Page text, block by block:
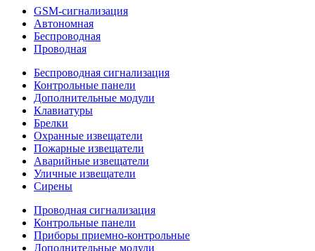
GSM-сигнализация
Автономная
Беспроводная
Проводная
Беспроводная сигнализация
Контрольные панели
Дополнительные модули
Клавиатуры
Брелки
Охранные извещатели
Пожарные извещатели
Аварийные извещатели
Уличные извещатели
Сирены
Проводная сигнализация
Контрольные панели
Приборы приемно-контрольные
Дополнительные модули